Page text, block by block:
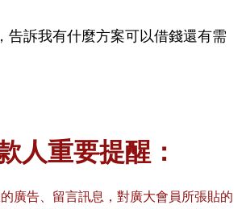
告訴我有什麼方案可以借錢還有需
人重要提醒：
廣告、留言訊息，對廣大會員所張貼的